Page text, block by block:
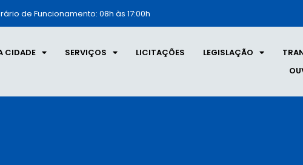
de Funcionamento: 08h às 17:00h
CIDADE SERVIÇOS LICITAÇÕES LEGISLAÇÃO